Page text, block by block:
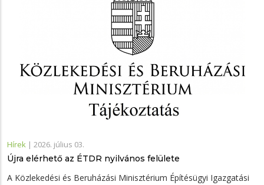
Hírek | 2026. július 03.
Újra elérhető az ÉTDR nyilvános felülete
A Közlekedési és Beruházási Minisztérium Építésügyi Igazgatási